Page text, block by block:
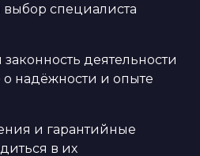
специалиста
деятельности
надёжности и опыте
и гарантийные
в их